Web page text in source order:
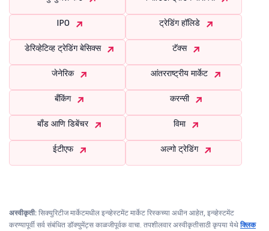
IPO ट्रेडिंग हॉलिडे
डेरिव्हेटिव्ह ट्रेडिंग बेसिक्स टॅक्स
जेनेरिक आंतरराष्ट्रीय मार्केट
बँकिंग करन्सी
बाँड आणि डिबेंचर विमा
ईटीएफ अल्गो ट्रेडिंग
अस्वीकृती: सिक्युरिटीज मार्केटमधील इन्व्हेस्टमेंट मार्केट रिस्कच्या अधीन आहेत, इन्व्हेस्टमेंट
करण्यापूर्वी सर्व संबंधित डॉक्युमेंट्स काळजीपूर्वक वाचा. तपशीलवार अस्वीकृतीसाठी कृपया येथेक्लिक